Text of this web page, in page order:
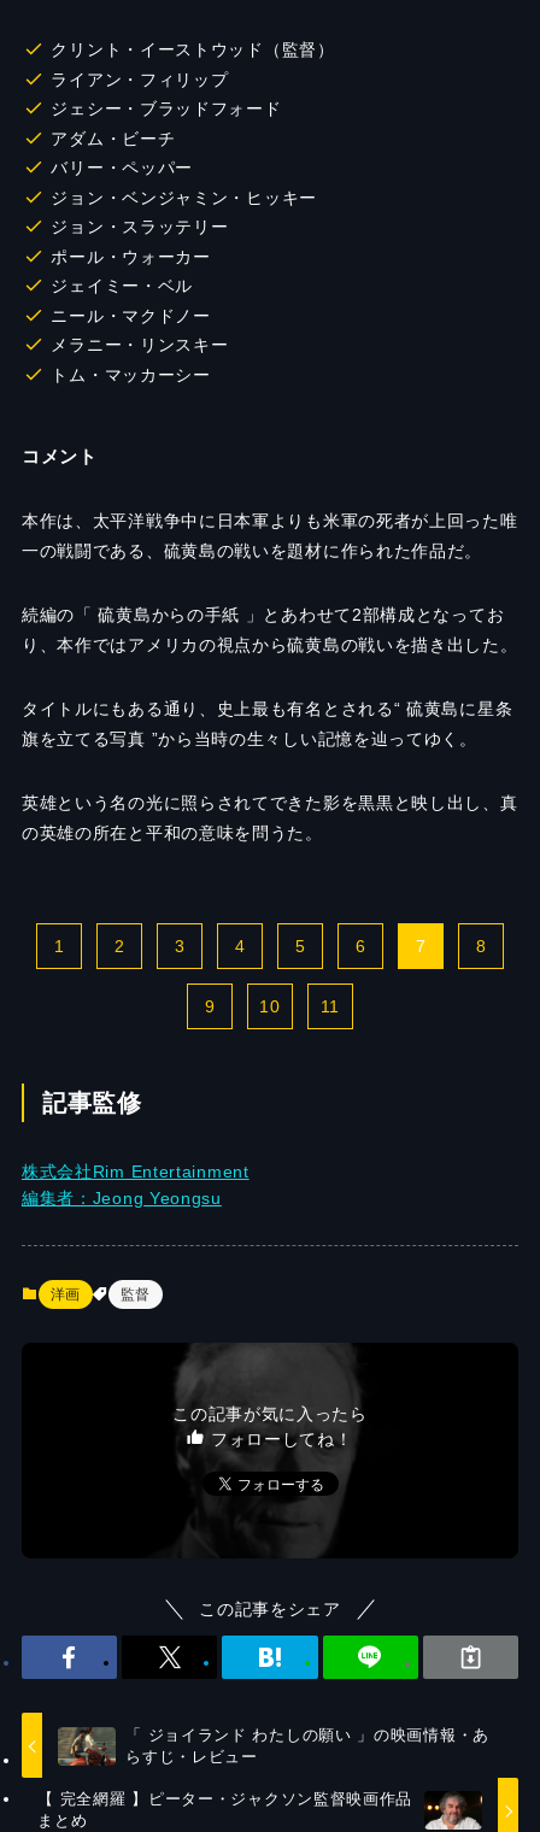
クリント・イーストウッド（監督）
ライアン・フィリップ
ジェシー・ブラッドフォード
アダム・ビーチ
バリー・ペッパー
ジョン・ベンジャミン・ヒッキー
ジョン・スラッテリー
ポール・ウォーカー
ジェイミー・ベル
ニール・マクドノー
メラニー・リンスキー
トム・マッカーシー
コメント
本作は、太平洋戦争中に日本軍よりも米軍の死者が上回った唯
一の戦闘である、硫黄島の戦いを題材に作られた作品だ。
続編の「 硫黄島からの手紙 」とあわせて2部構成となってお
り、本作ではアメリカの視点から硫黄島の戦いを描き出した。
タイトルにもある通り、史上最も有名とされる“ 硫黄島に星条
旗を立てる写真 ”から当時の生々しい記憶を辿ってゆく。
英雄という名の光に照らされてできた影を黒黒と映し出し、真
の英雄の所在と平和の意味を問うた。
1 2 3 4 5 6 7 8
9 10 11
記事監修
株式会社Rim Entertainment
編集者：Jeong Yeongsu
洋画 監督
この記事が気に入ったら
フォローしてね！
この記事をシェア
「 ジョイランド わたしの願い 」の映画情報・あ
らすじ・レビュー
【 完全網羅 】ピーター・ジャクソン監督映画作品
まとめ